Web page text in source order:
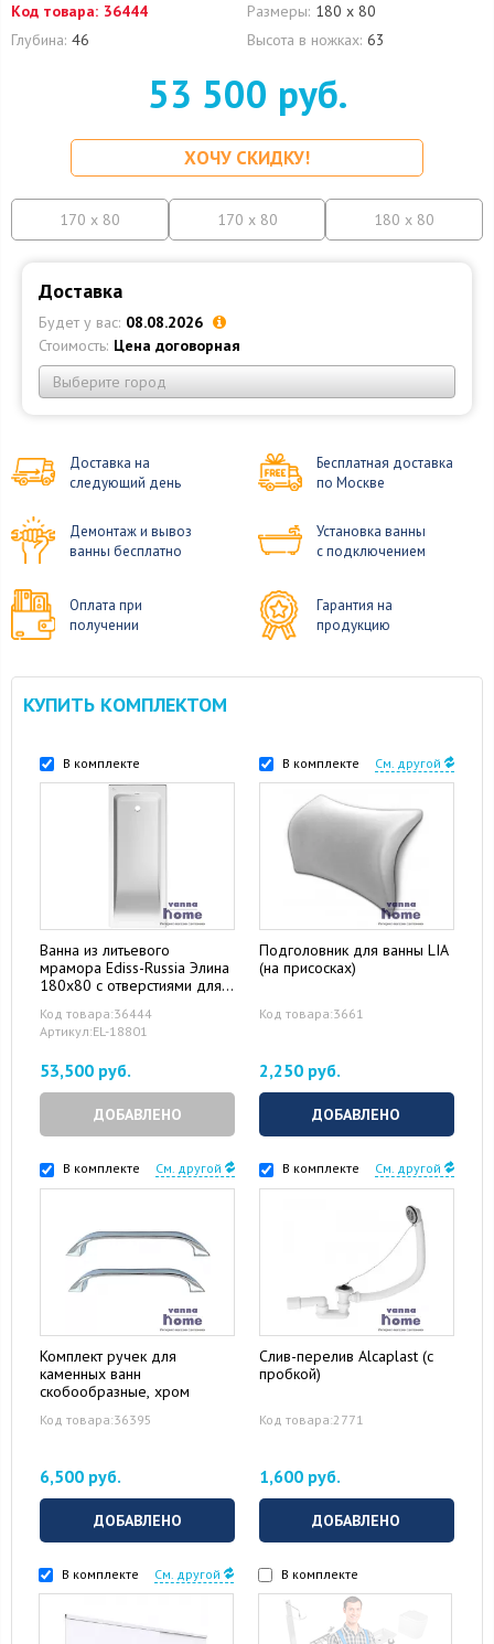
Код товара: 36444 Размеры: 180 x 80
Глубина: 46 Высота в ножках: 63
53 500 руб.
ХОЧУ СКИДКУ!
170 x 80 170 x 80 180 x 80
Доставка
Будет у вас: 08.08.2026
Стоимость: Цена договорная
Выберите город
Доставка на
следующий день
Бесплатная доставка
по Москве
Демонтаж и вывоз
ванны бесплатно
Установка ванны
с подключением
Оплата при
получении
Гарантия на
продукцию
КУПИТЬ КОМПЛЕКТОМ
В комплекте
Ванна из литьевого
мрамора Ediss-Russia Элина
180x80 с отверстиями для
Код товара:36444
Артикул:EL-18801
53,500 руб.
ДОБАВЛЕНО
В комплекте См. другой
Подголовник для ванны LIA
(на присосках)
Код товара:3661
2,250 руб.
ДОБАВЛЕНО
В комплекте См. другой
Комплект ручек для
каменных ванн
скобообразные, хром
Код товара:36395
6,500 руб.
ДОБАВЛЕНО
В комплекте См. другой
Слив-перелив Alcaplast (с
пробкой)
Код товара:2771
1,600 руб.
ДОБАВЛЕНО
В комплекте См. другой В комплекте